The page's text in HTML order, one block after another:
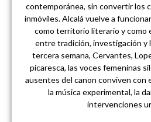
contemporánea, sin convertir los
inmóviles. Alcalá vuelve a
como territorio literario y como
entre tradición, investigación y
tercera semana, Cervantes,
picaresca, las voces femeninas
ausentes del canon conviven con
la música experimental, la
intervenciones